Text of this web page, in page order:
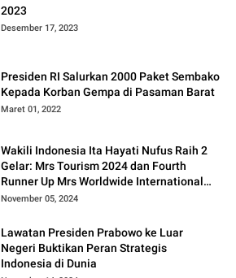
2023
Desember 17, 2023
Presiden RI Salurkan 2000 Paket Sembako
Kepada Korban Gempa di Pasaman Barat
Maret 01, 2022
Wakili Indonesia Ita Hayati Nufus Raih 2
Gelar: Mrs Tourism 2024 dan Fourth
Runner Up Mrs Worldwide International
2024, di Pemilihan Mrs Worldwide 2024
November 05, 2024
Lawatan Presiden Prabowo ke Luar
Negeri Buktikan Peran Strategis
Indonesia di Dunia